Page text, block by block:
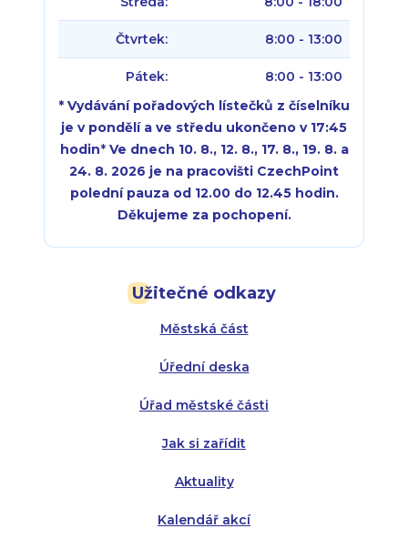
Užitečné odkazy
Městská část
Úřední deska
Úřad městské části
Jak si zařídit
Aktuality
Kalendář akcí
Čtvrtek: 8:00 - 13:00
Pátek:
8:00 - 13:00
* Vydávání pořadových lístečků z číselníku
je v pondělí a ve středu ukončeno v 17:45
hodin* Ve dnech 10. 8., 12. 8., 17. 8., 19. 8. a
24. 8. 2026 je na pracovišti CzechPoint
polední pauza od 12.00 do 12.45 hodin.
Děkujeme za pochopení.
Úterý:
Středa:
Čtvrtek:
Pátek:
Úterý:
Středa:
Čtvrtek: